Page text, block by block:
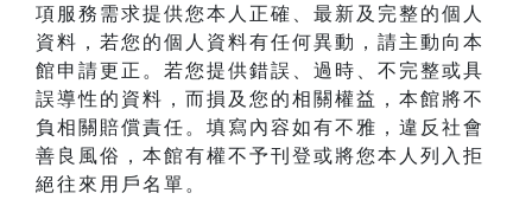
項服務需求提供您本人正確、最新及完整的個人
資料，若您的個人資料有任何異動，請主動向本
館申請更正。若您提供錯誤、過時、不完整或具
誤導性的資料，而損及您的相關權益，本館將不
負相關賠償責任。填寫內容如有不雅，違反社會
善良風俗，本館有權不予刊登或將您本人列入拒
絕往來用戶名單。